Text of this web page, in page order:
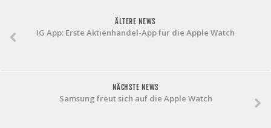
ÄLTERE NEWS
IG App: Erste Aktienhandel-App für die Apple Watch
NÄCHSTE NEWS
Samsung freut sich auf die Apple Watch